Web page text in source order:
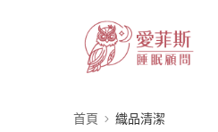
首頁 織品清潔